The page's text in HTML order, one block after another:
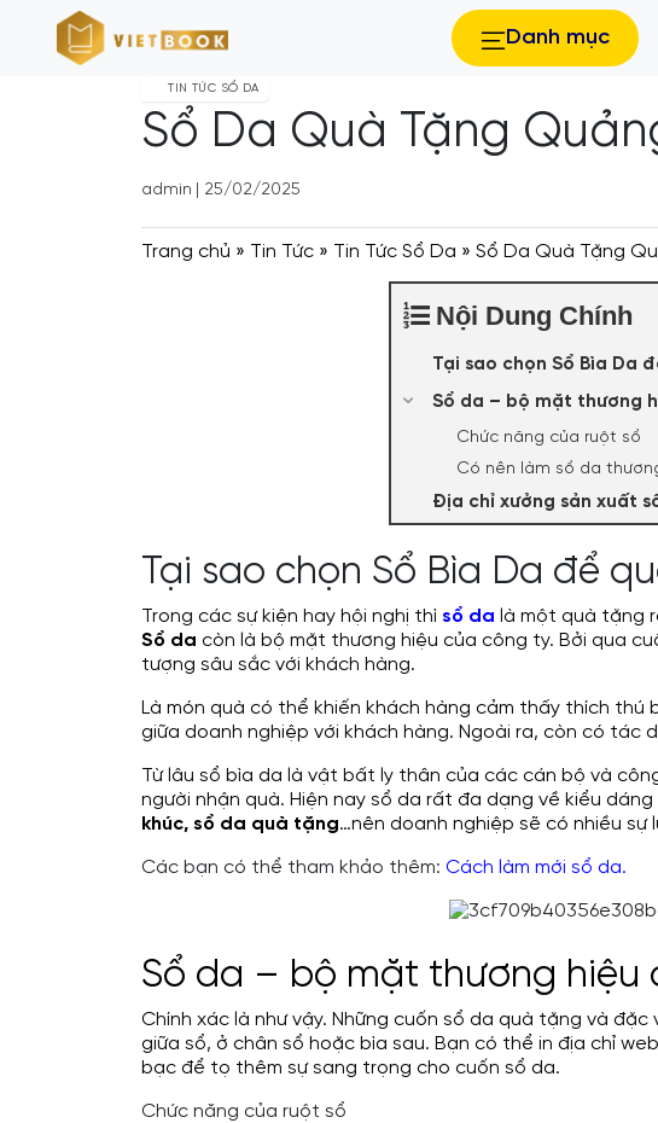
Danh mục
TIN TỨC SỔ DA
Sổ Da Quà Tặng
admin 25/02/2025
Trang chủ » Tin Tức » Tin Tức Sổ Da » Sổ Da Quà Tặng
Nội Dung Chính
Tại sao chọn Sổ Bìa Da
Sổ da – bộ mặt thương
Chức năng của ruột sổ
Có nên làm sổ da
Địa chỉ xưởng sản xuất
Tại sao chọn Sổ Bìa Da để
Trong các sự kiện hay hội nghị thì sổ da là một quà tặng
Sổ da còn là bộ mặt thương hiệu của công ty. Bởi qua
tượng sâu sắc với khách hàng.
Là món quà có thể khiến khách hàng cảm thấy thích thú
giữa doanh nghiệp với khách hàng. Ngoài ra, còn có tác
Từ lâu sổ bìa da là vật bất ly thân của các cán bộ và
người nhận quà. Hiện nay sổ da rất đa dạng về kiểu dáng
khúc, sổ da quà tặng…nên doanh nghiệp sẽ có nhiều
Các bạn có thể tham khảo thêm: Cách làm mới sổ da.
Sổ da – bộ mặt thương hiệu
Chính xác là như vậy. Những cuốn sổ da quà tặng và
giữa sổ, ở chân sổ hoặc bìa sau. Bạn có thể in địa chỉ
bạc để tọ thêm sự sang trọng cho cuốn sổ da.
Chức năng của ruột sổ